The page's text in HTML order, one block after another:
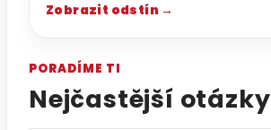
Zobrazit odstín →
PORADÍME TI
Nejčastější otázky